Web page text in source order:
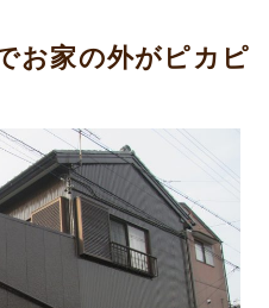
お家の外がピカピ